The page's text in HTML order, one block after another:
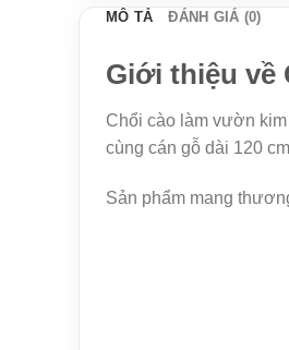
MÔ TẢ ĐÁNH GIÁ (0)
Giới thiệu về
Chổi cào làm vườn
cùng cán gỗ dài 120
Sản phẩm mang